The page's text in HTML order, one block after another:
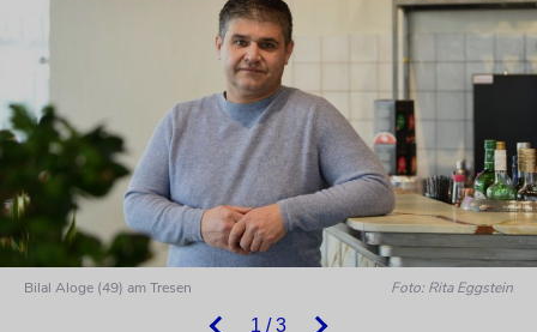
1 / 3
Bilal Aloge (49) am Tresen Foto: Rita Eggstein